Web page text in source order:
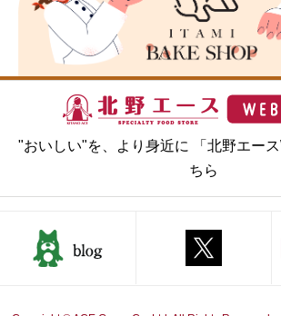
"おいしい"を、より身近に 「北野エー
ちら